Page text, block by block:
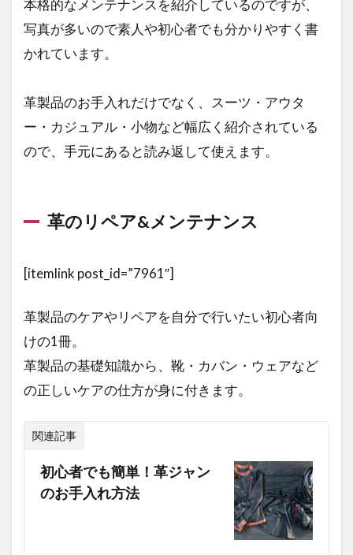
本格的なメンテナンスを紹介しているのですが、
写真が多いので素人や初心者でも分かりやすく書
かれています。
革製品のお手入れだけでなく、スーツ・アウタ
ー・カジュアル・小物など幅広く紹介されている
ので、手元にあると読み返して使えます。
革のリペア&メンテナンス
[itemlink post_id=”7961″]
革製品のケアやリペアを自分で行いたい初心者向
けの1冊。
革製品の基礎知識から、靴・カバン・ウェアなど
の正しいケアの仕方が身に付きます。
関連記事
初心者でも簡単！革ジャン
のお手入れ方法